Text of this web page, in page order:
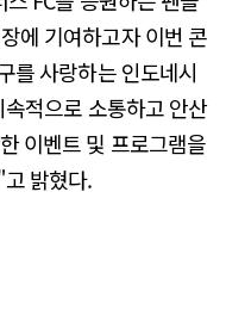
에 기여하고자 이번 콘
를 사랑하는 인도네시
적으로 소통하고 안산
이벤트 및 프로그램을
밝혔다.